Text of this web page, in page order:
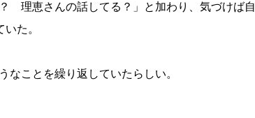
理恵さんの話してる？」と加わり、気づけば自
た。
なことを繰り返していたらしい。